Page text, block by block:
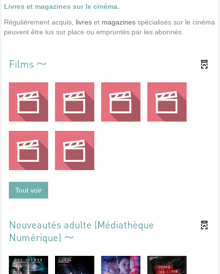
Livres et magazines sur le cinéma.
Régulièrement acquis, livres et magazines spécialisés sur le cinéma
peuvent être lus sur place ou empruntés par les abonnés.
Films
Tout voir
Nouveautés adulte (Médiathèque
Numérique)